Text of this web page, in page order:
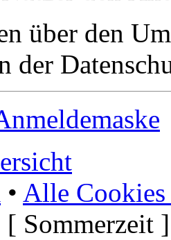
über den
der
• Alle Cookies
Sommerzeit ]